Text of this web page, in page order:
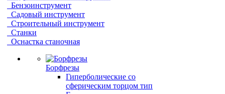
Бензоинструмент
Садовый инструмент
Строительный инструмент
Станки
Оснастка станочная
Борфрезы
Гиперболические cо
сферическим торцом тип